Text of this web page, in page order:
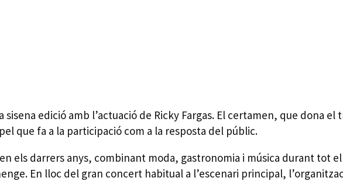
sisena edició amb l’actuació de Ricky Fargas. El certamen, que dona
que fa a la participació com a la resposta del públic.
els darrers anys, combinant moda, gastronomia i música durant tot
En lloc del gran concert habitual a l’escenari principal,